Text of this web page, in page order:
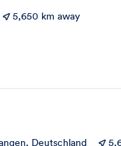
5,650 km away
Deutschland